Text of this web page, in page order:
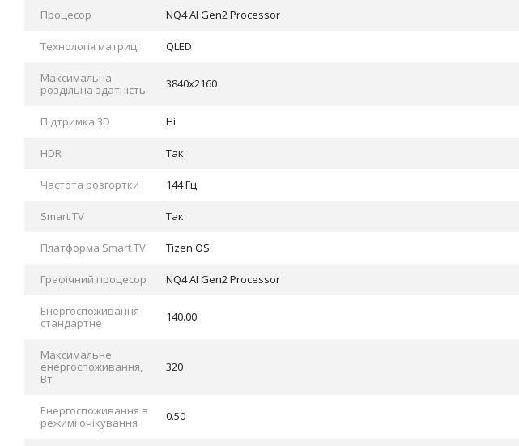
Процесор NQ4 AI Gen2 Processor
Технологія матриці QLED
Максимальна
роздільна здатність
3840x2160
Підтримка 3D Ні
HDR Так
Частота розгортки 144 Гц
Smart TV Так
Платформа Smart TV Tizen OS
Графічний процесор NQ4 AI Gen2 Processor
Енергоспоживання
стандартне
140.00
Максимальне
енергоспоживання,
Вт
320
Енергоспоживання в
режимі очікування
0.50